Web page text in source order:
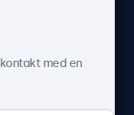
med en